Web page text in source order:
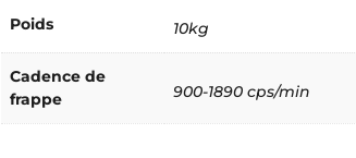
Poids 10kg
Cadence de
frappe
900-1890 cps/min